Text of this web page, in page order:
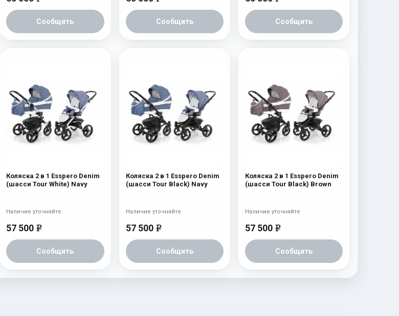
Сообщить Сообщить Сообщить
Коляска 2 в 1 Esspero Denim
(шасси Tour White) Navy
57 500 e
Сообщить
Наличие уточняйте
Коляска 2 в 1 Esspero Denim
(шасси Tour Black) Navy
57 500 e
Сообщить
Наличие уточняйте
Коляска 2 в 1 Esspero Denim
(шасси Tour Black) Brown
57 500 e
Сообщить
Наличие уточняйте